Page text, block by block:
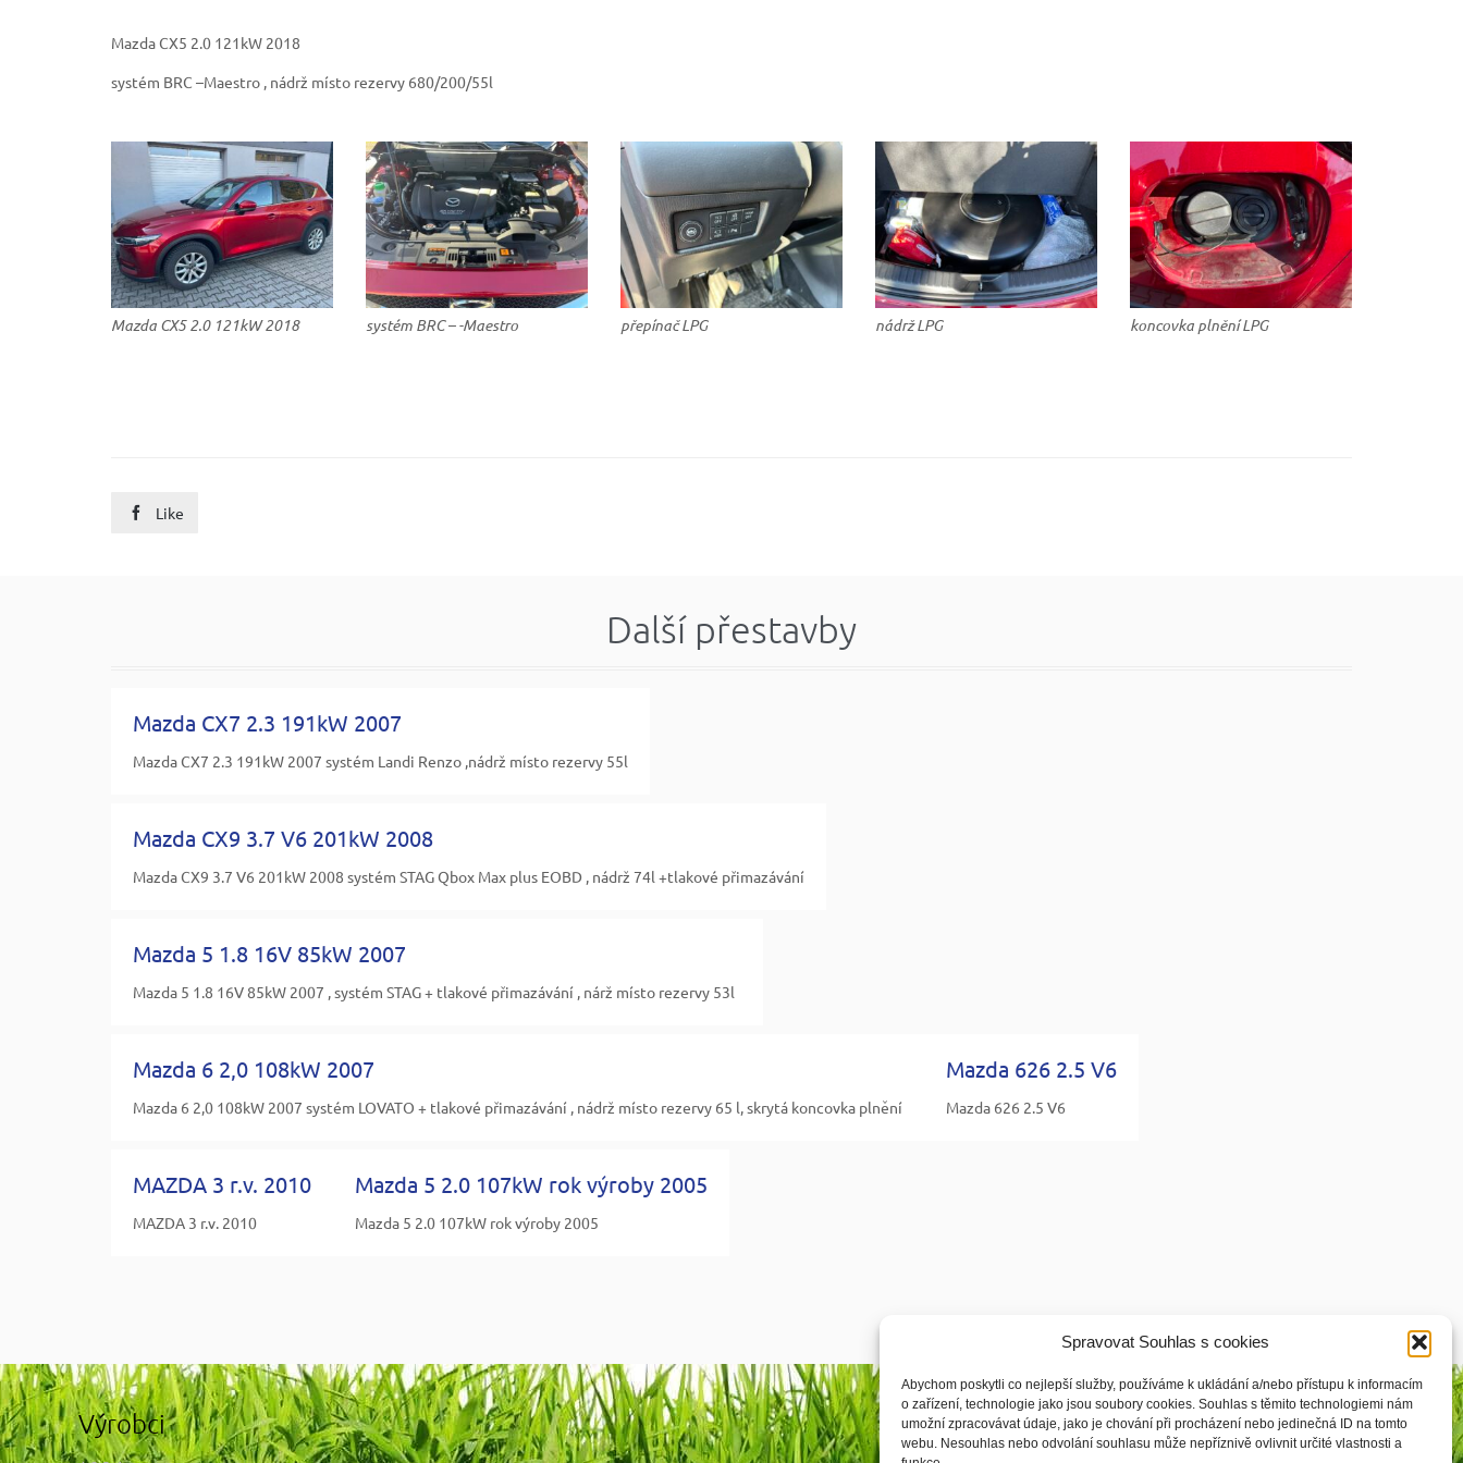
Spravovat Souhlas s cookies
Abychom poskytli co nejlepší služby, používáme k ukládání a/nebo přístupu k informacím
o zařízení, technologie jako jsou soubory cookies. Souhlas s těmito technologiemi nám
umožní zpracovávat údaje, jako je chování při procházení nebo jedinečná ID na tomto
webu. Nesouhlas nebo odvolání souhlasu může nepříznivě ovlivnit určité vlastnosti a
Mazda CX5 2.0 121kW 2018
systém BRC –Maestro , nádrž místo rezervy 680/200/55l
Mazda CX5 2.0 121kW 2018 systém BRC – -Maestro přepínač LPG nádrž LPG koncovka plnění LPG
 Like
Další přestavby
Mazda CX7 2.3 191kW 2007
Mazda CX7 2.3 191kW 2007 systém Landi Renzo ,nádrž místo rezervy 55l
Mazda CX9 3.7 V6 201kW 2008
Mazda CX9 3.7 V6 201kW 2008 systém STAG Qbox Max plus EOBD , nádrž 74l +tlakové přimazávání
Mazda 5 1.8 16V 85kW 2007
Mazda 5 1.8 16V 85kW 2007 , systém STAG + tlakové přimazávání , nárž místo rezervy 53l
Mazda 6 2,0 108kW 2007
Mazda 6 2,0 108kW 2007 systém LOVATO + tlakové přimazávání , nádrž místo rezervy 65 l, skrytá koncovka plnění
Mazda 626 2.5 V6
Mazda 626 2.5 V6
MAZDA 3 r.v. 2010
MAZDA 3 r.v. 2010
Mazda 5 2.0 107kW rok výroby 2005
Mazda 5 2.0 107kW rok výroby 2005
Výrobci